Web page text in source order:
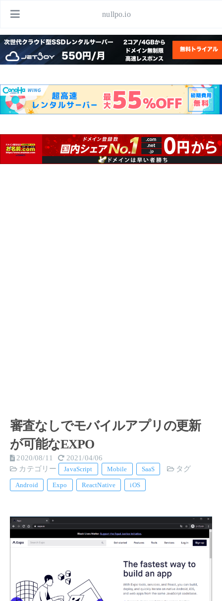
nullpo.io
審査なしでモバイルアプリの更新
が可能なEXPO
2020/08/11
2021/04/06
カテゴリー
JavaScript Mobile SaaS タグ
Android Expo ReactNative iOS